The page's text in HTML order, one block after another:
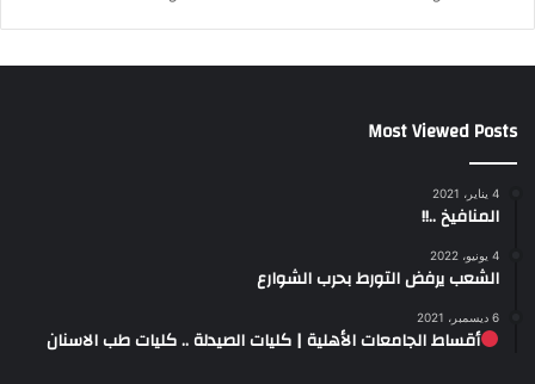
Most Viewed Posts
4 يناير، 2021
المنافيخ ..!!
4 يونيو، 2022
الشعب يرفض التورط بحرب الشوارع
6 ديسمبر، 2021
أقساط الجامعات الأهلية | كليات الصيدلة .. كليات طب الاسنان